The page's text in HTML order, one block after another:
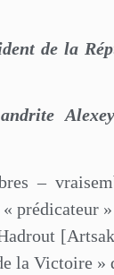
de la
–
prédicateur
la Victoire »